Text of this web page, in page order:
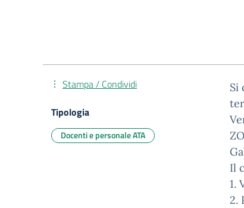
Si
Il
1.
2.
Stampa / Condividi
Tipologia
Docenti e personale ATA